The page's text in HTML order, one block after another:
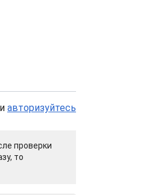
авторизуйтесь
проверки
то